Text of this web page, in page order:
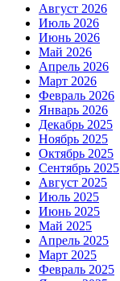
Август 2026
Июль 2026
Июнь 2026
Май 2026
Апрель 2026
Март 2026
Февраль 2026
Январь 2026
Декабрь 2025
Ноябрь 2025
Октябрь 2025
Сентябрь 2025
Август 2025
Июль 2025
Июнь 2025
Май 2025
Апрель 2025
Март 2025
Февраль 2025